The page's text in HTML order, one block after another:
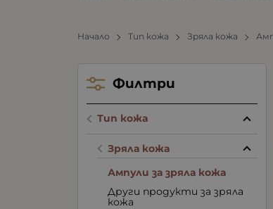
Начало Тип кожа Зряла кожа
Филтри
Тип кожа
Зряла кожа
Ампули за зряла кожа
Други продукти за зряла
кожа